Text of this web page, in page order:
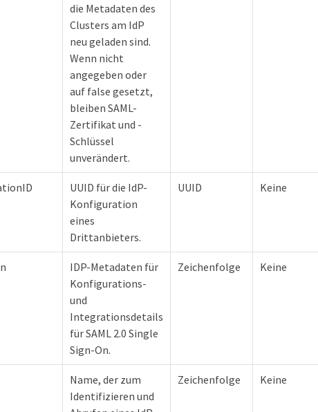
die Metadaten des
Clusters am IdP
neu geladen sind.
Wenn nicht
angegeben oder
auf false gesetzt,
bleiben SAML-
Zertifikat und -
Schlüssel
unverändert.
UUID für die IdP-
Konfiguration
eines
Drittanbieters.
UUID Keine
IDP-Metadaten für
Konfigurations-
und
Integrationsdetails
für SAML 2.0 Single
Sign-On.
Zeichenfolge Keine
Name, der zum
Identifizieren und
Zeichenfolge Keine